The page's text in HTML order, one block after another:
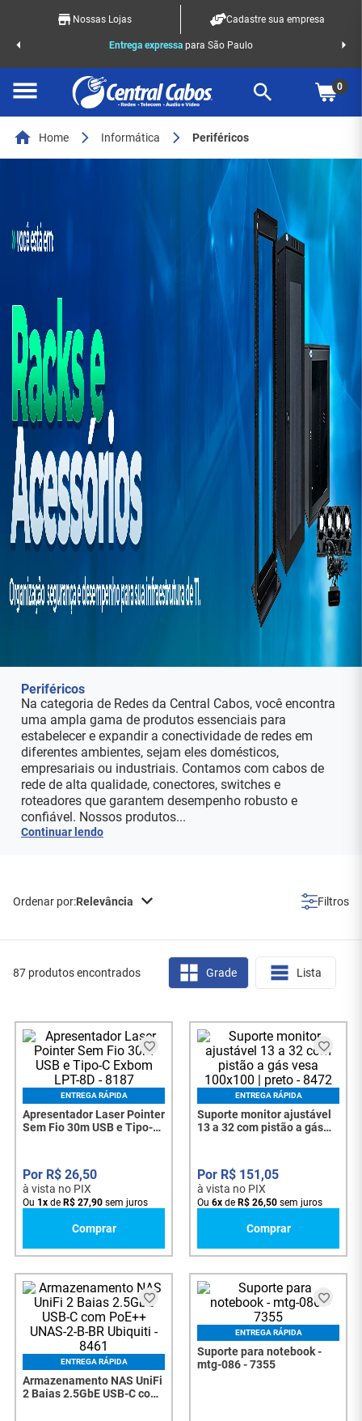
Nossas Lojas
Cadastre sua empresa
Entrega expressa para São Paulo
0
Home Informática Periféricos
Periféricos
Na categoria de Redes da Central Cabos, você encontra
uma ampla gama de produtos essenciais para
estabelecer e expandir a conectividade de redes em
diferentes ambientes, sejam eles domésticos,
empresariais ou industriais. Contamos com cabos de
rede de alta qualidade, conectores, switches e
roteadores que garantem desempenho robusto e
confiável. Nossos produtos...
Continuar lendo
Relevância
87 produtos encontrados Grade Lista
ENTREGA RÁPIDA
Apresentador Laser Pointer
Sem Fio 30m USB e Tipo-C
R$ 26,50
à vista no PIX
Ou 1x de R$ 27,90 sem juros
Comprar
ENTREGA RÁPIDA
Suporte monitor ajustável
13 a 32 com pistão a gás
R$ 151,05
à vista no PIX
Ou 6x de R$ 26,50 sem juros
Comprar
ENTREGA RÁPIDA
Armazenamento NAS UniFi
2 Baias 2.5GbE USB-C com
ENTREGA RÁPIDA
Suporte para notebook -
mtg-086 - 7355